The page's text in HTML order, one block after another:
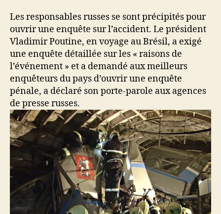
Les responsables russes se sont précipités pour
ouvrir une enquête sur l’accident. Le président
Vladimir Poutine, en voyage au Brésil, a exigé
une enquête détaillée sur les « raisons de
l’événement » et a demandé aux meilleurs
enquêteurs du pays d’ouvrir une enquête
pénale, a déclaré son porte-parole aux agences
de presse russes.